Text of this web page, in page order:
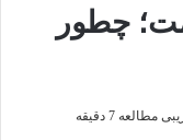
چطور
مطالعه 7 دقیقه